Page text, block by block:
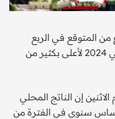
المتوقع في الربع
الرابع، مما وصل بنمو العام بأكمله في 2024 لأعلى بكثير من
إن الناتج المحلي
بنسبة 7.55% على أساس سنوي في الفترة من